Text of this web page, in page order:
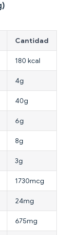
Cantidad
180 kcal
4g
40g
6g
8g
3g
1730mcg
24mg
675mg